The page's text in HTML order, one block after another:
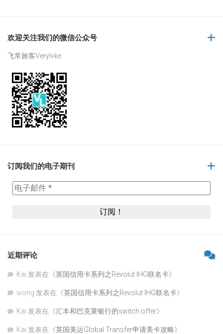
欢迎关注我们的微信公众号
飞常旅客Verylvke
订阅我们的电子期刊
近期评论
Kai 发表在《英国信用卡系列之Revolut IHG联名卡》
wong 发表在《英国信用卡系列之Revolut IHG联名卡》
Kai 发表在《汇丰和巴克莱银行的switch offer》
Kai 发表在《英国美运Global Transfer申请美卡攻略》